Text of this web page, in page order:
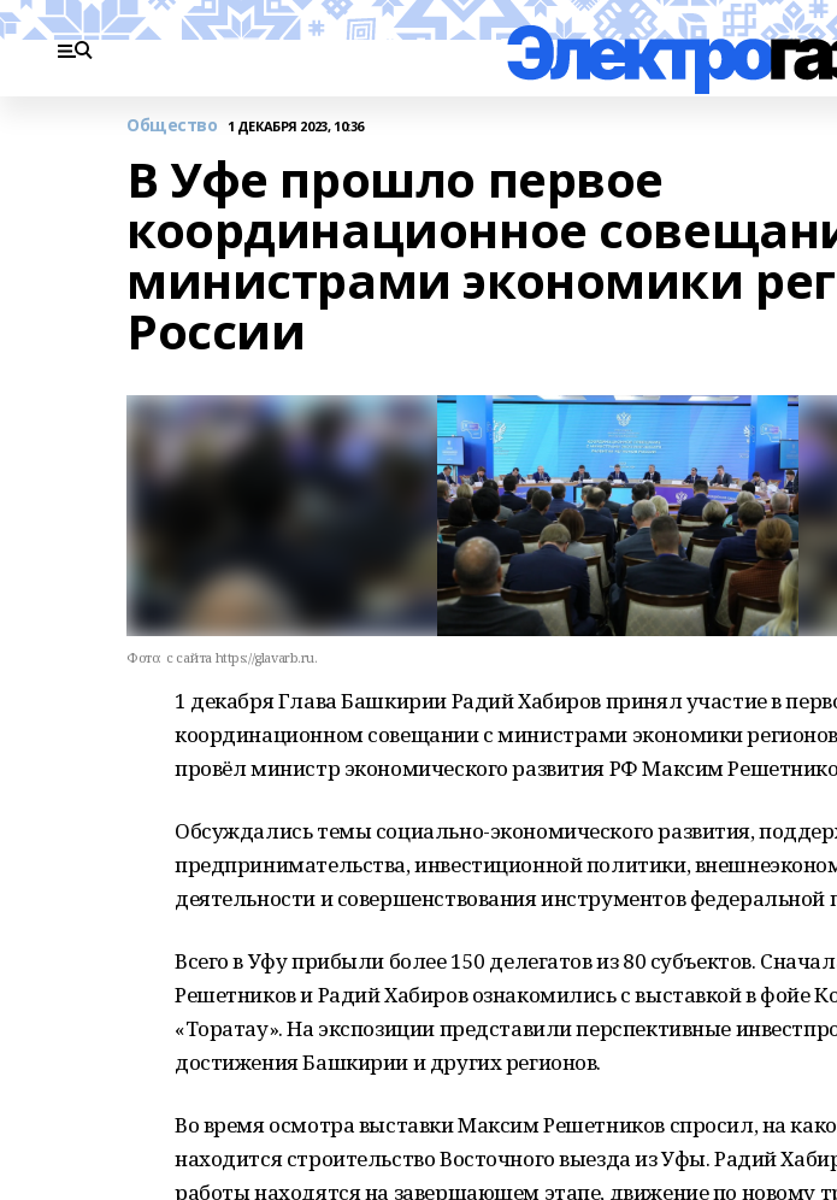
Общество 1 ДЕКАБРЯ 2023, 10:36
В Уфе прошло первое
координационное
министрами экономики
России
Фото: c сайта https://glavarb.ru.
1 декабря Глава Башкирии Радий Хабиров принял участие в
координационном совещании с министрами экономики регионов
провёл министр экономического развития РФ Максим
Обсуждались темы социально-экономического развития,
предпринимательства, инвестиционной политики,
деятельности и совершенствования инструментов
Всего в Уфу прибыли более 150 делегатов из 80 субъектов.
Решетников и Радий Хабиров ознакомились с выставкой в фойе
«Торатау». На экспозиции представили перспективные
достижения Башкирии и других регионов.
Во время осмотра выставки Максим Решетников спросил, на
находится строительство Восточного выезда из Уфы. Радий
работы находятся на завершающем этапе, движение по новому